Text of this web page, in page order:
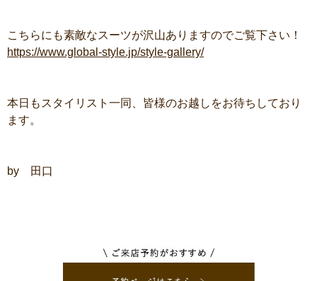
こちらにも素敵なスーツが沢山ありますのでご覧下さい！
https://www.global-style.jp/style-gallery/
本日もスタイリスト一同、皆様のお越しをお待ちしており
ます。
by 田口